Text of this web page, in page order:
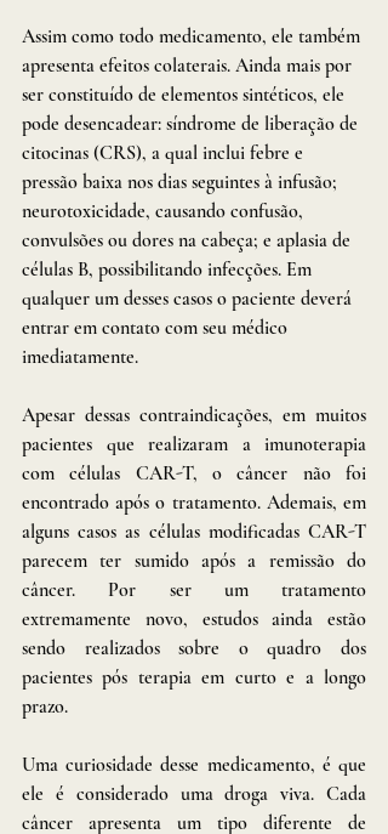
Assim como todo medicamento, ele também
apresenta efeitos colaterais. Ainda mais por
ser constituído de elementos sintéticos, ele
pode desencadear: síndrome de liberação de
citocinas (CRS), a qual inclui febre e
pressão baixa nos dias seguintes à infusão;
neurotoxicidade, causando confusão,
convulsões ou dores na cabeça; e aplasia de
células B, possibilitando infecções. Em
qualquer um desses casos o paciente deverá
entrar em contato com seu médico
imediatamente.
Apesar dessas contraindicações, em muitos
pacientes que realizaram a imunoterapia
com células CAR-T, o câncer não foi
encontrado após o tratamento. Ademais, em
alguns casos as células modificadas CAR-T
parecem ter sumido após a remissão do
câncer. Por ser um tratamento
extremamente novo, estudos ainda estão
sendo realizados sobre o quadro dos
pacientes pós terapia em curto e a longo
prazo.
Uma curiosidade desse medicamento, é que
ele é considerado uma droga viva. Cada
câncer apresenta um tipo diferente de